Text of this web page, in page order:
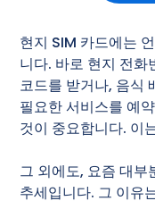
현지 SIM 카드에는
니다. 바로 현지 전화
코드를 받거나, 음식
필요한 서비스를 예
것이 중요합니다. 이
그 외에도, 요즘 대
추세입니다. 그 이유